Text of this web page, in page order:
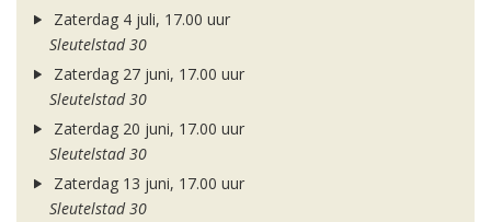
Zaterdag 4 juli, 17.00 uur
Sleutelstad 30
Zaterdag 27 juni, 17.00 uur
Sleutelstad 30
Zaterdag 20 juni, 17.00 uur
Sleutelstad 30
Zaterdag 13 juni, 17.00 uur
Sleutelstad 30